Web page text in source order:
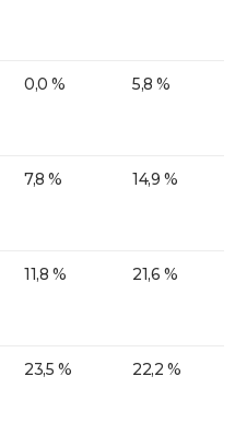
0,0 % 5,8 %
7,8 % 14,9 %
11,8 % 21,6 %
23,5 % 22,2 %